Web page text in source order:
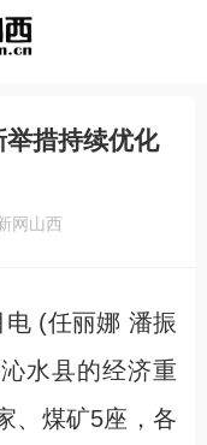
措持续优化
网山西
(任丽娜 潘振
水县的经济重
、煤矿5座，各